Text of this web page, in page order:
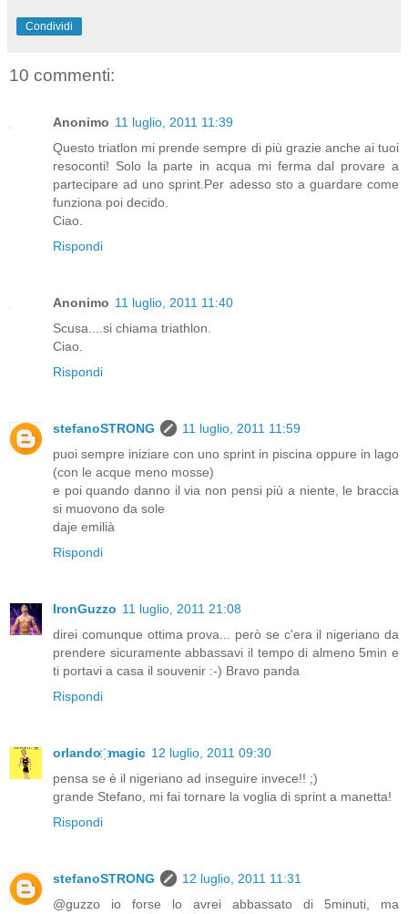
Condividi
10 commenti:
Anonimo 11 luglio, 2011 11:39
Questo triatlon mi prende sempre di più grazie anche ai tuoi
resoconti! Solo la parte in acqua mi ferma dal provare a
partecipare ad uno sprint.Per adesso sto a guardare come
funziona poi decido.
Ciao.
Rispondi
Anonimo 11 luglio, 2011 11:40
Scusa....si chiama triathlon.
Ciao.
Rispondi
stefanoSTRONG
11 luglio, 2011 11:59
puoi sempre iniziare con uno sprint in piscina oppure in lago
(con le acque meno mosse)
e poi quando danno il via non pensi più a niente, le braccia
si muovono da sole
daje emilià
Rispondi
IronGuzzo 11 luglio, 2011 21:08
direi comunque ottima prova... però se c'era il nigeriano da
prendere sicuramente abbassavi il tempo di almeno 5min e
ti portavi a casa il souvenir :-) Bravo panda
Rispondi
orlando ҉ magic 12 luglio, 2011 09:30
pensa se è il nigeriano ad inseguire invece!! ;)
grande Stefano, mi fai tornare la voglia di sprint a manetta!
Rispondi
stefanoSTRONG
12 luglio, 2011 11:31
@guzzo io forse lo avrei abbassato di 5minuti, ma